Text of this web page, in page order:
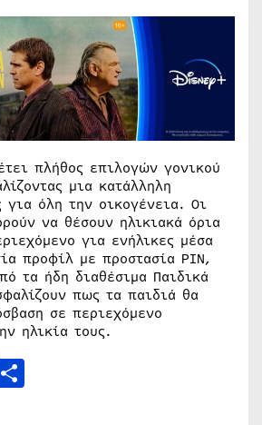
πλήθος επιλογών γονικού
μια κατάλληλη
για όλη την οικογένεια. Οι
να θέσουν ηλικιακά όρια
για ενήλικες μέσα
προφίλ με προστασία PIN,
τα ήδη διαθέσιμα Παιδικά
πως τα παιδιά θα
σε περιεχόμενο
ηλικία τους.